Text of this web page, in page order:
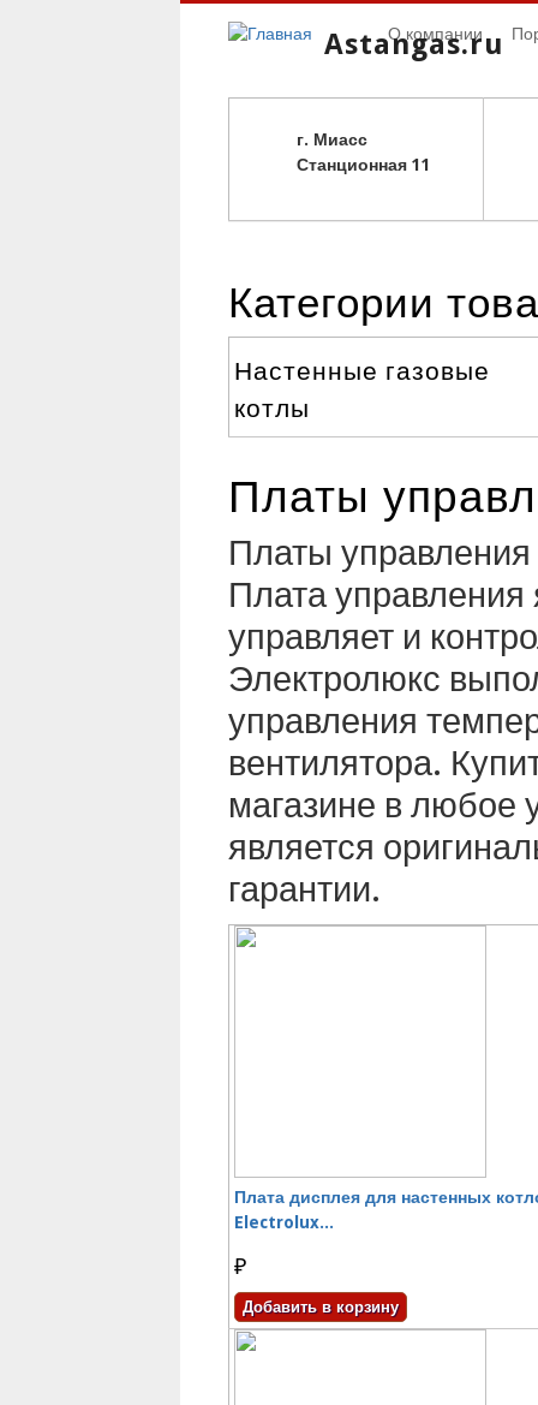
Astangas.ru
г. Миасс
Станционная 11
О компании
Категории
Настенные газовые
котлы
Платы
Платы
Плата
управляет и
Электролюкс
управления
вентилятора.
магазине в любое
является
гарантии.
Плата дисплея для настенных
Electrolux...
₽